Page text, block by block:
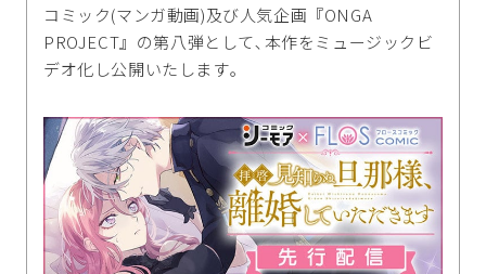
コミック(マンガ動画)及び人気企画『ONGA
PROJECT』の第八弾として､本作をミュージックビ
デオ化し公開いたします｡